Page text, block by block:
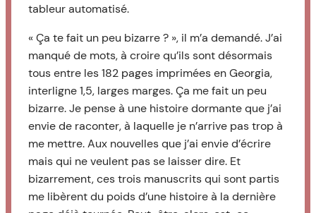
tableur automatisé.
« Ça te fait un peu bizarre ? », il m’a demandé. J’ai
manqué de mots, à croire qu’ils sont désormais
tous entre les 182 pages imprimées en Georgia,
interligne 1,5, larges marges. Ça me fait un peu
bizarre. Je pense à une histoire dormante que j’ai
envie de raconter, à laquelle je n’arrive pas trop à
me mettre. Aux nouvelles que j’ai envie d’écrire
mais qui ne veulent pas se laisser dire. Et
bizarrement, ces trois manuscrits qui sont partis
me libèrent du poids d’une histoire à la dernière